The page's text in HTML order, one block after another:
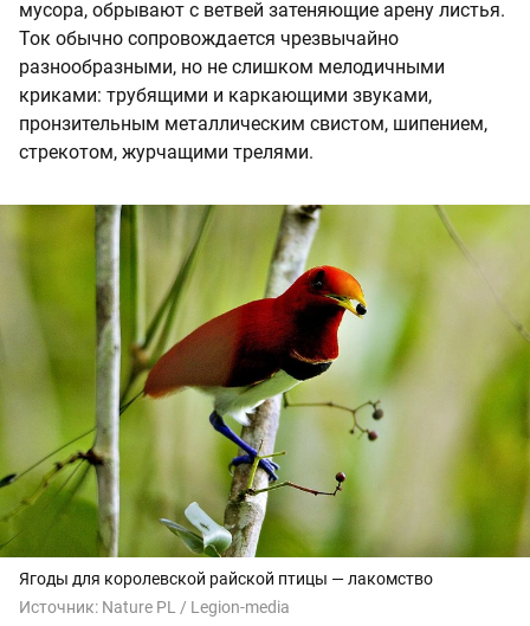
мусора, обрывают с ветвей затеняющие арену листья.
Ток обычно сопровождается чрезвычайно
разнообразными, но не слишком мелодичными
криками: трубящими и каркающими звуками,
пронзительным металлическим свистом, шипением,
стрекотом, журчащими трелями.
Ягоды для королевской райской птицы — лакомство
Источник: Nature PL / Legion-media